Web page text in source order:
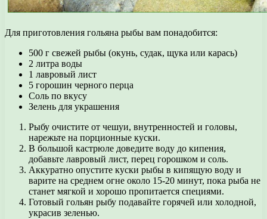
Для приготовления гольяна рыбы вам понадобится:
500 г свежей рыбы (окунь, судак, щука или карась)
2 литра воды
1 лавровый лист
5 горошин черного перца
Соль по вкусу
Зелень для украшения
Рыбу очистите от чешуи, внутренностей и головы,
нарежьте на порционные куски.
В большой кастрюле доведите воду до кипения,
добавьте лавровый лист, перец горошком и соль.
Аккуратно опустите куски рыбы в кипящую воду и
варите на среднем огне около 15-20 минут, пока рыба не
станет мягкой и хорошо пропитается специями.
Готовый гольян рыбу подавайте горячей или холодной,
украсив зеленью.